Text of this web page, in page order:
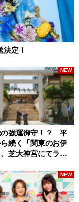
決定！
の強運御守！？ 平
続く「関東のお伊
芝大神宮にてラン
合格祈願！
NEW
NEW